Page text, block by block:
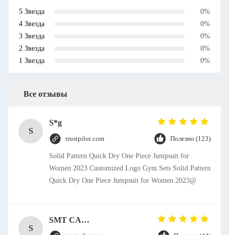
5 Звезда
0%
4 Звезда
0%
3 Звезда
0%
2 Звезда
0%
1 Звезда
0%
Все отзывы
S
S*g
trustpilot.com Полезно (123)
Solid Pattern Quick Dry One Piece Jumpsuit for
Women 2023 Customized Logo Gym Sets Solid Pattern
Quick Dry One Piece Jumpsuit for Women 2023@
S
SMT CAP Type Box Header Connector 1.27mm Pitch Gold Flash Contact Plating